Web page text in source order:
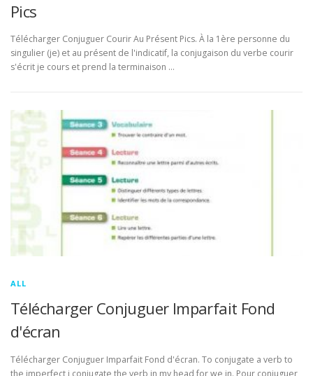
Pics
Télécharger Conjuguer Courir Au Présent Pics. À la 1ère personne du
singulier (je) et au présent de l'indicatif, la conjugaison du verbe courir
s'écrit je cours et prend la terminaison …
ALL
Télécharger Conjuguer Imparfait Fond
d'écran
Télécharger Conjuguer Imparfait Fond d'écran. To conjugate a verb to
the imperfect i conjugate the verb in my head for we in. Pour conjuguer